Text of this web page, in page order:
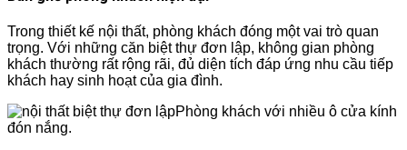
Trong thiết kế nội thất, phòng khách đóng một vai trò quan
trọng. Với những căn biệt thự đơn lập, không gian phòng
khách thường rất rộng rãi, đủ diện tích đáp ứng nhu cầu tiếp
khách hay sinh hoạt của gia đình.
Phòng khách với nhiều ô cửa kính
đón nắng.